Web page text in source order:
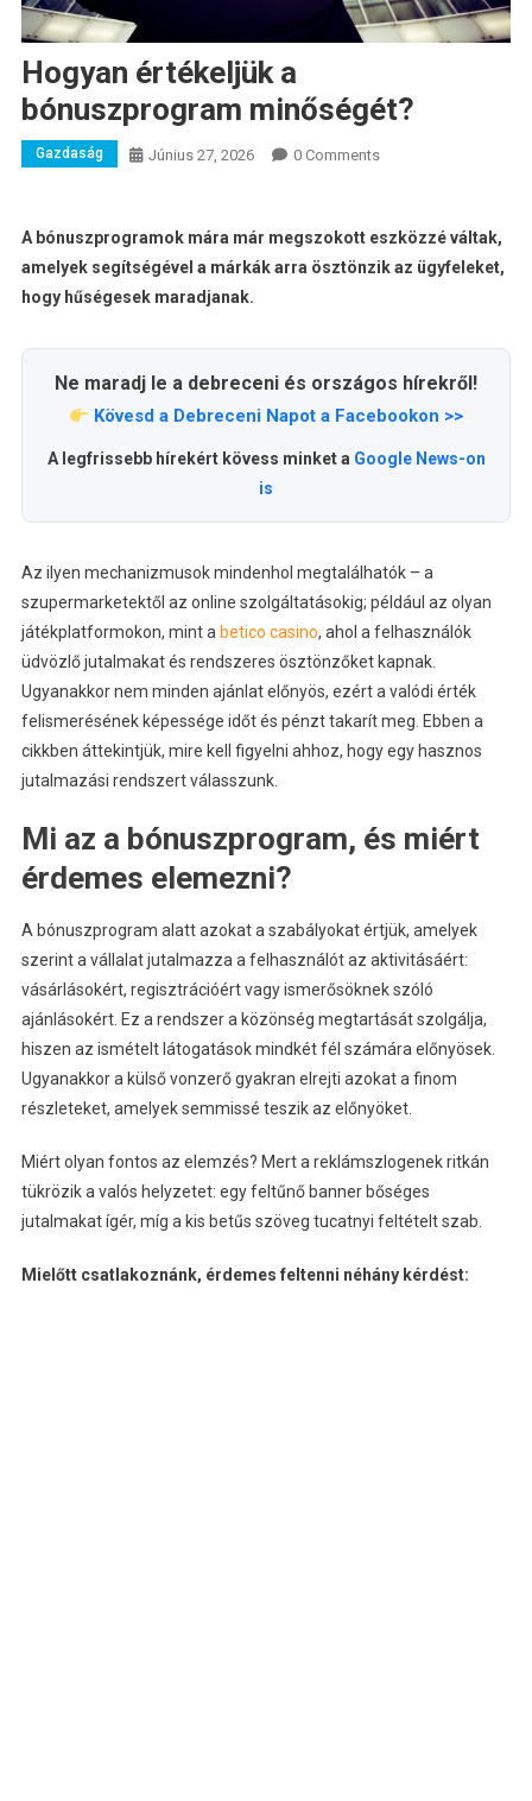
Hogyan értékeljük a
bónuszprogram minőségét?
Gazdaság Június 27, 2026 0 Comments
A bónuszprogramok mára már megszokott eszközzé váltak,
amelyek segítségével a márkák arra ösztönzik az ügyfeleket,
hogy hűségesek maradjanak.
Ne maradj le a debreceni és országos hírekről!
Kövesd a Debreceni Napot a Facebookon >>
A legfrissebb hírekért kövess minket a Google News-on
is
Az ilyen mechanizmusok mindenhol megtalálhatók – a
szupermarketektől az online szolgáltatásokig; például az olyan
játékplatformokon, mint a betico casino, ahol a felhasználók
üdvözlő jutalmakat és rendszeres ösztönzőket kapnak.
Ugyanakkor nem minden ajánlat előnyös, ezért a valódi érték
felismerésének képessége időt és pénzt takarít meg. Ebben a
cikkben áttekintjük, mire kell figyelni ahhoz, hogy egy hasznos
jutalmazási rendszert válasszunk.
Mi az a bónuszprogram, és miért
érdemes elemezni?
A bónuszprogram alatt azokat a szabályokat értjük, amelyek
szerint a vállalat jutalmazza a felhasználót az aktivitásáért:
vásárlásokért, regisztrációért vagy ismerősöknek szóló
ajánlásokért. Ez a rendszer a közönség megtartását szolgálja,
hiszen az ismételt látogatások mindkét fél számára előnyösek.
Ugyanakkor a külső vonzerő gyakran elrejti azokat a finom
részleteket, amelyek semmissé teszik az előnyöket.
Miért olyan fontos az elemzés? Mert a reklámszlogenek ritkán
tükrözik a valós helyzetet: egy feltűnő banner bőséges
jutalmakat ígér, míg a kis betűs szöveg tucatnyi feltételt szab.
Mielőtt csatlakoznánk, érdemes feltenni néhány kérdést: